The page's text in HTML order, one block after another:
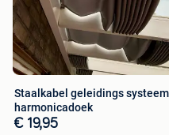
Staalkabel geleidings systeem
harmonicadoek
€ 19,95